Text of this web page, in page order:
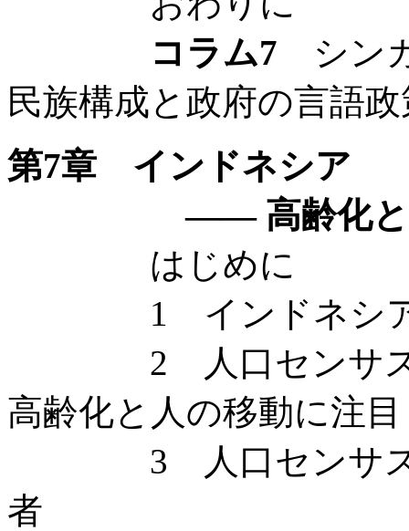
コラム7 シン
民族構成と政府の言語政
第7章 インドネシア
—— 高齢化と人の
はじめに
1 インドネシアの
2 人口センサスか
高齢化と人の移動に注
3 人口センサスで
者